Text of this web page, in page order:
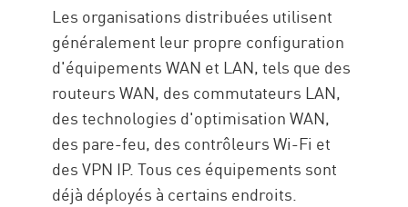
Les organisations distribuées utilisent
généralement leur propre configuration
d'équipements WAN et LAN, tels que des
routeurs WAN, des commutateurs LAN,
des technologies d'optimisation WAN,
des pare-feu, des contrôleurs Wi-Fi et
des VPN IP. Tous ces équipements sont
déjà déployés à certains endroits.